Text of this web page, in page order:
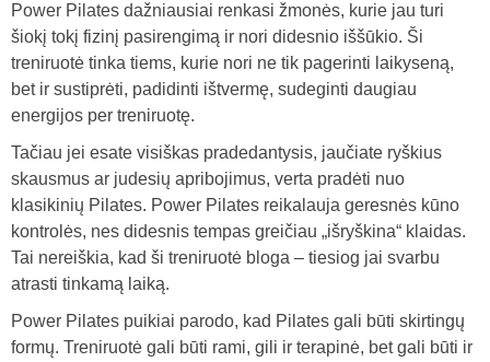
Power Pilates dažniausiai renkasi žmonės, kurie jau turi
šiokį tokį fizinį pasirengimą ir nori didesnio iššūkio. Ši
treniruotė tinka tiems, kurie nori ne tik pagerinti laikyseną,
bet ir sustiprėti, padidinti ištvermę, sudeginti daugiau
energijos per treniruotę.
Tačiau jei esate visiškas pradedantysis, jaučiate ryškius
skausmus ar judesių apribojimus, verta pradėti nuo
klasikinių Pilates. Power Pilates reikalauja geresnės kūno
kontrolės, nes didesnis tempas greičiau „išryškina“ klaidas.
Tai nereiškia, kad ši treniruotė bloga – tiesiog jai svarbu
atrasti tinkamą laiką.
Power Pilates puikiai parodo, kad Pilates gali būti skirtingų
formų. Treniruotė gali būti rami, gili ir terapinė, bet gali būti ir